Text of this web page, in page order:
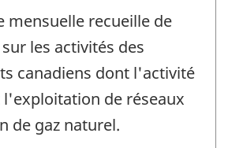
mensuelle recueille de
les activités des
canadiens dont l'activité
de réseaux
de gaz naturel.